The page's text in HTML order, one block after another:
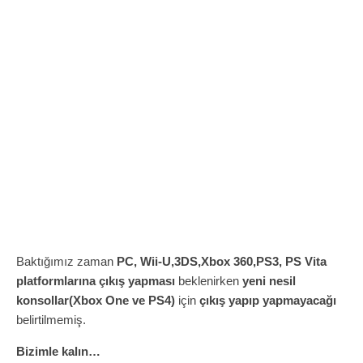
Baktığımız zaman PC, Wii-U,3DS,Xbox 360,PS3, PS Vita
platformlarına çıkış yapması beklenirken yeni nesil
konsollar(Xbox One ve PS4) için çıkış yapıp yapmayacağı
belirtilmemiş.
Bizimle kalın…